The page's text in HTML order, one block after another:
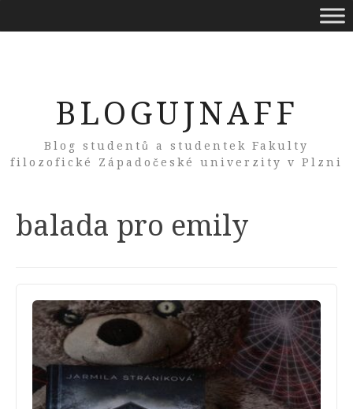
BLOGUJNAFF
Blog studentů a studentek Fakulty
filozofické Západočeské univerzity v Plzni
Tag:
balada pro emily